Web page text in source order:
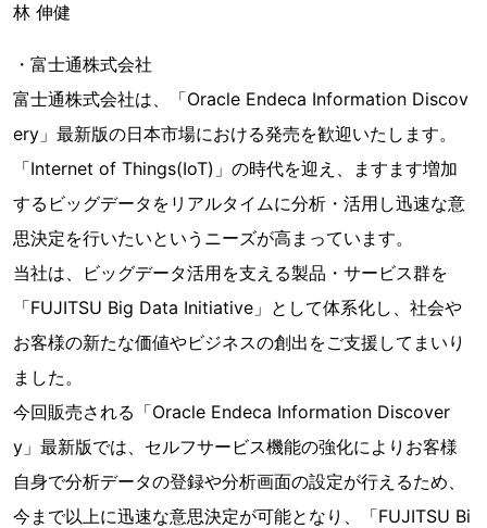
林 伸健
・富士通株式会社
富士通株式会社は、「Oracle Endeca Information Discov
ery」最新版の日本市場における発売を歓迎いたします。
「Internet of Things(IoT)」の時代を迎え、ますます増加
するビッグデータをリアルタイムに分析・活用し迅速な意
思決定を行いたいというニーズが高まっています。
当社は、ビッグデータ活用を支える製品・サービス群を
「FUJITSU Big Data Initiative」として体系化し、社会や
お客様の新たな価値やビジネスの創出をご支援してまいり
ました。
今回販売される「Oracle Endeca Information Discover
y」最新版では、セルフサービス機能の強化によりお客様
自身で分析データの登録や分析画面の設定が行えるため、
今まで以上に迅速な意思決定が可能となり、「FUJITSU Bi